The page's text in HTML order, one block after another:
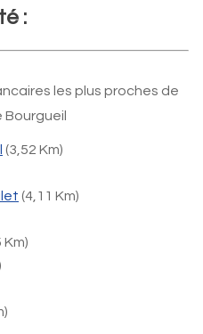
:
les plus proches de
(3,52 Km)
(4,11 Km)
Km)